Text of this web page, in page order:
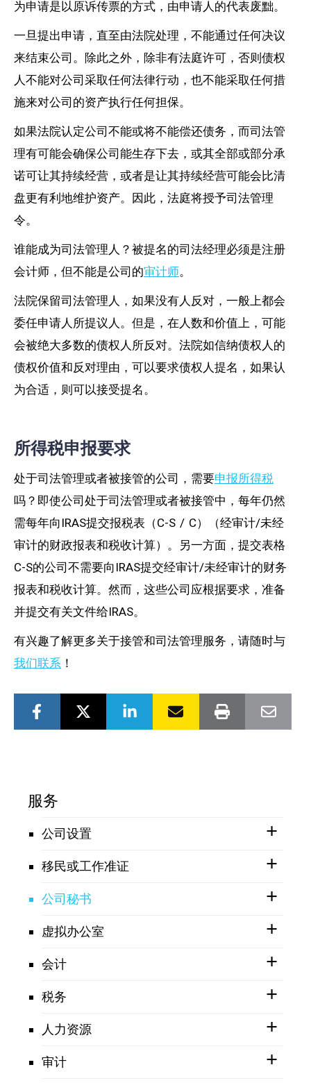
为申请是以原诉传票的方式，由申请人的代表废黜。
一旦提出申请，直至由法院处理，不能通过任何决议
来结束公司。除此之外，除非有法庭许可，否则债权
人不能对公司采取任何法律行动，也不能采取任何措
施来对公司的资产执行任何担保。
如果法院认定公司不能或将不能偿还债务，而司法管
理有可能会确保公司能生存下去，或其全部或部分承
诺可让其持续经营，或者是让其持续经营可能会比清
盘更有利地维护资产。因此，法庭将授予司法管理
令。
谁能成为司法管理人？被提名的司法经理必须是注册
会计师，但不能是公司的审计师。
法院保留司法管理人，如果没有人反对，一般上都会
委任申请人所提议人。但是，在人数和价值上，可能
会被绝大多数的债权人所反对。法院如信纳债权人的
债权价值和反对理由，可以要求债权人提名，如果认
为合适，则可以接受提名。
所得税申报要求
处于司法管理或者被接管的公司，需要申报所得税
吗？即使公司处于司法管理或者被接管中，每年仍然
需每年向IRAS提交报税表（C-S / C）（经审计/未经
审计的财政报表和税收计算）。另一方面，提交表格
C-S的公司不需要向IRAS提交经审计/未经审计的财务
报表和税收计算。然而，这些公司应根据要求，准备
并提交有关文件给IRAS。
有兴趣了解更多关于接管和司法管理服务，请随时与
我们联系 ！
服务
公司设置
移民或工作准证
公司秘书
虚拟办公室
会计
税务
人力资源
审计